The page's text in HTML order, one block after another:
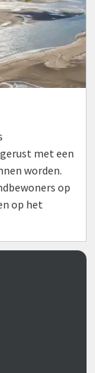
met een
worden.
op
op het